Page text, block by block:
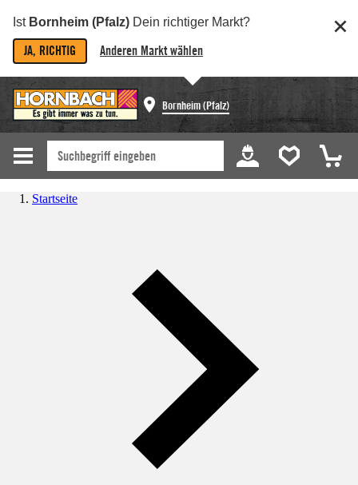
Ist Bornheim (Pfalz) Dein richtiger Markt?
JA, RICHTIG Anderen Markt wählen
Bornheim (Pfalz)
Startseite